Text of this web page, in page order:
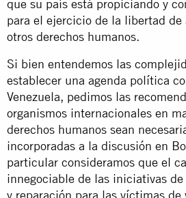
que su país está propiciando y
para el ejercicio de la libertad de
otros derechos humanos.
Si bien entendemos las
establecer una agenda política
Venezuela, pedimos las
organismos internacionales en
derechos humanos sean
incorporadas a la discusión en
particular consideramos que el
innegociable de las iniciativas
y reparación para las víctimas de